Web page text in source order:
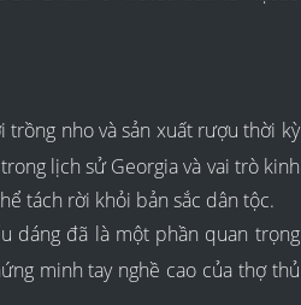
trồng nho và sản xuất rượu thời kỳ
lịch sử Georgia và vai trò kinh
tách rời khỏi bản sắc dân tộc.
dáng đã là một phần quan trọng
minh tay nghề cao của thợ thủ